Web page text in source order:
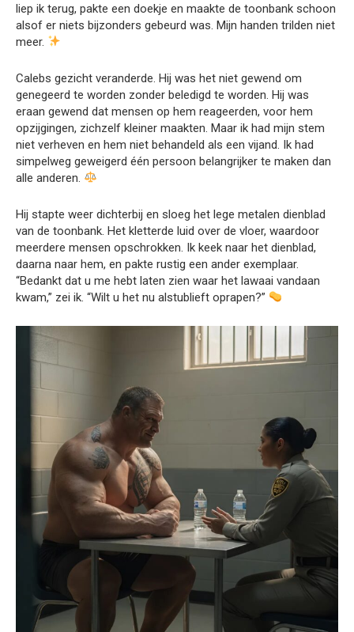
liep ik terug, pakte een doekje en maakte de toonbank schoon
alsof er niets bijzonders gebeurd was. Mijn handen trilden niet
meer.
Calebs gezicht veranderde. Hij was het niet gewend om
genegeerd te worden zonder beledigd te worden. Hij was
eraan gewend dat mensen op hem reageerden, voor hem
opzijgingen, zichzelf kleiner maakten. Maar ik had mijn stem
niet verheven en hem niet behandeld als een vijand. Ik had
simpelweg geweigerd één persoon belangrijker te maken dan
alle anderen.
Hij stapte weer dichterbij en sloeg het lege metalen dienblad
van de toonbank. Het kletterde luid over de vloer, waardoor
meerdere mensen opschrokken. Ik keek naar het dienblad,
daarna naar hem, en pakte rustig een ander exemplaar.
“Bedankt dat u me hebt laten zien waar het lawaai vandaan
kwam,” zei ik. “Wilt u het nu alstublieft oprapen?”